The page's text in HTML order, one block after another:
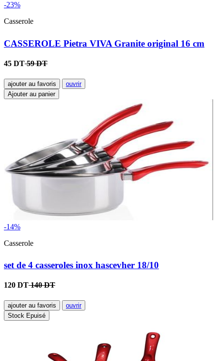
-23%
Casserole
CASSEROLE Pietra VIVA Granite original 16 cm
45 DT59 DT
ajouter au favoris
ouvrir
Ajouter au panier
-14%
Casserole
set de 4 casseroles inox hascevher 18/10
120 DT140 DT
ajouter au favoris
ouvrir
Stock Epuisé